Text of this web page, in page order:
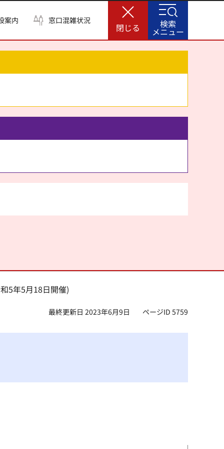
案内 窓口混雑状況
閉じる 検索
メニュー
5年5月18日開催)
最終更新日 2023年6月9日 ページID 5759